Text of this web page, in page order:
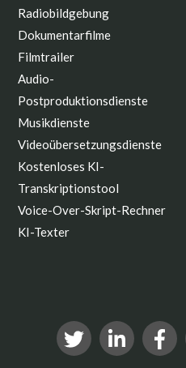
Radiobildgebung
Dokumentarfilme
Filmtrailer
Audio-
Postproduktionsdienste
Musikdienste
Videoübersetzungsdienste
Kostenloses KI-
Transkriptionstool
Voice-Over-Skript-Rechner
KI-Texter